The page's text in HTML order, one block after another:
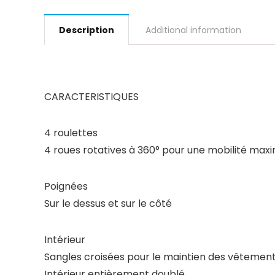
Description Additional information
CARACTERISTIQUES
4 roulettes
4 roues rotatives à 360° pour une mobilité
Poignées
Sur le dessus et sur le côté
Intérieur
Sangles croisées pour le maintien des